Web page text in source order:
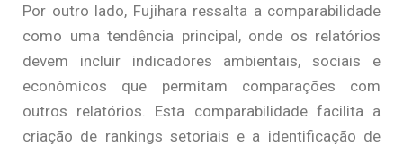
Por outro lado, Fujihara ressalta a comparabilidade
como uma tendência principal, onde os relatórios
devem incluir indicadores ambientais, sociais e
econômicos que permitam comparações com
outros relatórios. Esta comparabilidade facilita a
criação de rankings setoriais e a identificação de